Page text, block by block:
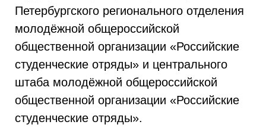
Петербургского регионального отделения
молодёжной общероссийской
общественной организации «Российские
студенческие отряды» и центрального
штаба молодёжной общероссийской
общественной организации «Российские
студенческие отряды».